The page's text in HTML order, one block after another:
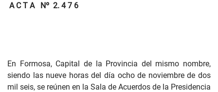
A C T A Nº 2. 4 7 6
En Formosa, Capital de la Provincia del mismo nombre,
siendo las nueve horas del día ocho de noviembre de dos
mil seis, se reúnen en la Sala de Acuerdos de la Presidencia